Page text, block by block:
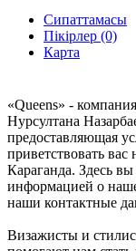
Сипаттамасы
Пікірлер (0)
Карта
«Queens» -
Нурсултана
предоставляющая
приветствовать
Караганда. Здесь
информацией о
наши контактные
Визажисты и